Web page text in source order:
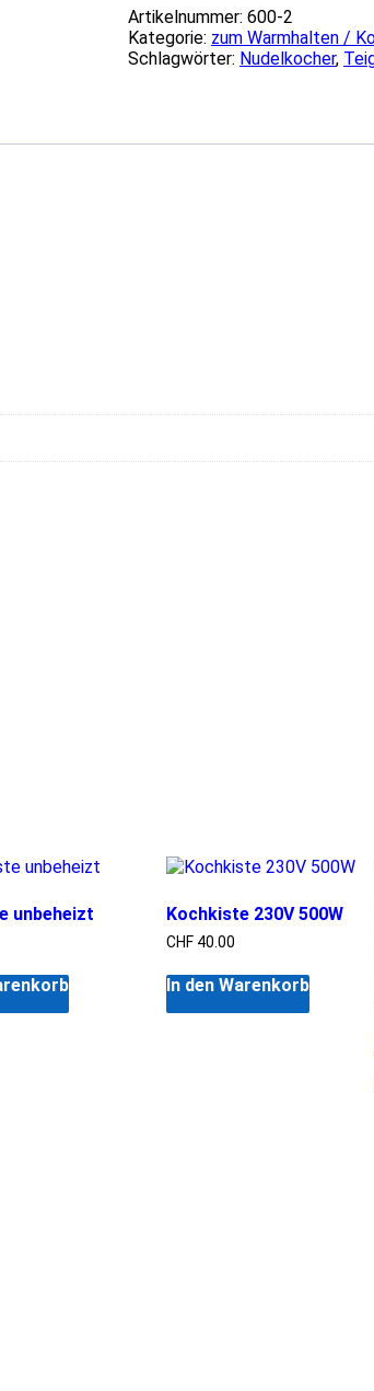
Menge
Artikelnummer: 600-2
Kategorie: zum Warmhalten /
Schlagwörter: Nudelkocher,
unbeheizt Kochkiste 230V 500W
CHF 40.00
In den Warenkorb